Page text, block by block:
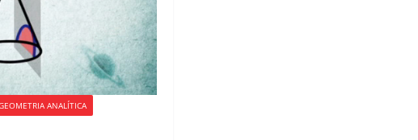
ANALÍTICA